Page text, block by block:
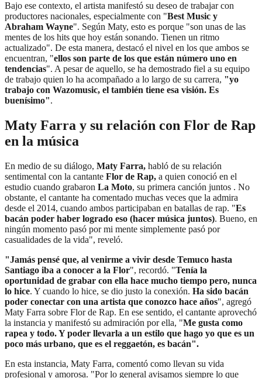
Bajo ese contexto, el artista manifestó su deseo de trabajar con
productores nacionales, especialmente con "Best Music y
Abraham Wayne". Según Maty, esto es porque "son unas de las
mentes de los hits que hoy están sonando. Tienen un ritmo
actualizado". De esta manera, destacó el nivel en los que ambos se
encuentran, "ellos son parte de los que están número uno en
tendencias". A pesar de aquello, se ha demostrado fiel a su equipo
de trabajo quien lo ha acompañado a lo largo de su carrera, "yo
trabajo con Wazomusic, el también tiene esa visión. Es
buenísimo".
Maty Farra y su relación con Flor de Rap
en la música
En medio de su diálogo, Maty Farra, habló de su relación
sentimental con la cantante Flor de Rap, a quien conoció en el
estudio cuando grabaron La Moto, su primera canción juntos . No
obstante, el cantante ha comentado muchas veces que la admira
desde el 2014, cuando ambos participaban en batallas de rap. "Es
bacán poder haber logrado eso (hacer música juntos). Bueno, en
ningún momento pasó por mi mente simplemente pasó por
casualidades de la vida", reveló.
"Jamás pensé que, al venirme a vivir desde Temuco hasta
Santiago iba a conocer a la Flor", recordó. "Tenía la
oportunidad de grabar con ella hace mucho tiempo pero, nunca
lo hice. Y cuando lo hice, se dio justo la conexión. Ha sido bacán
poder conectar con una artista que conozco hace años", agregó
Maty Farra sobre Flor de Rap. En ese sentido, el cantante aprovechó
la instancia y manifestó su admiración por ella, "Me gusta como
rapea y todo. Y poder llevarla a un estilo que hago yo que es un
poco más urbano, que es el reggaetón, es bacán".
En esta instancia, Maty Farra, comentó como llevan su vida
profesional y amorosa. "Por lo general avisamos siempre lo que